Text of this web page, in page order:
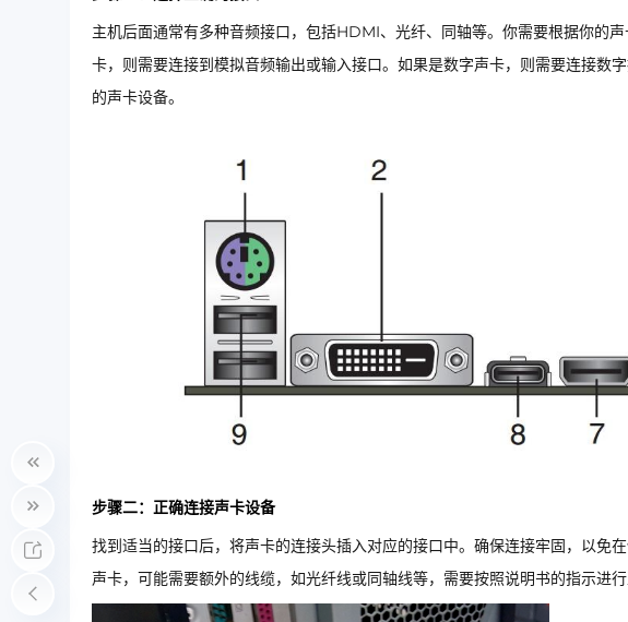
主机后面通常有多种音频接口，包括HDMI、光纤、同轴等。你需要根据你的
卡，则需要连接到模拟音频输出或输入接口。如果是数字声卡，则需要连接数
的声卡设备。
步骤二：正确连接声卡设备
找到适当的接口后，将声卡的连接头插入对应的接口中。确保连接牢固，以免
声卡，可能需要额外的线缆，如光纤线或同轴线等，需要按照说明书的指示进行